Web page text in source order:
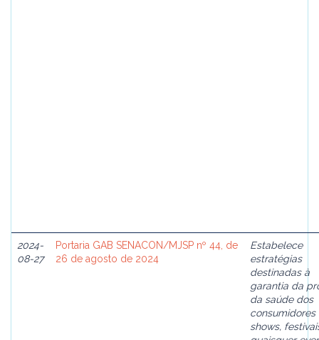
2024-
08-27
Portaria GAB SENACON/MJSP nº 44, de
26 de agosto de 2024
Estabelece
estratégias
destinadas à
garantia da
da saúde dos
consumidores
shows,